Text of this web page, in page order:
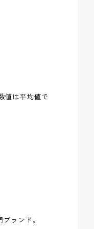
値は平均値で
ランド。